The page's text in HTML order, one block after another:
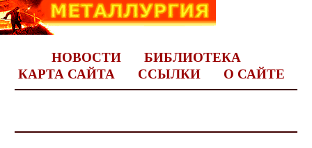
НОВОСТИ
БИБЛИОТЕКА
КАРТА САЙТА
ССЫЛКИ О САЙТЕ